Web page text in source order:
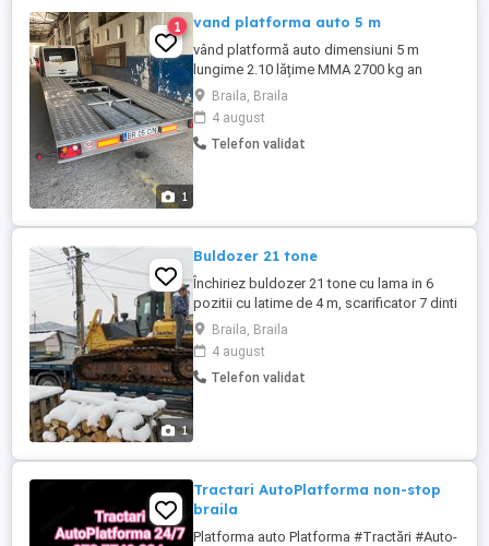
1
1 vand platforma auto 5 m
vând platformă auto dimensiuni 5 m
lungime 2.10 lățime MMA 2700 kg an
fabricație 2022 anvelope noi r14 C 2
rampe preț 2900 cu TVA inclus se face
factura fiscal pe loc acte valabile
Braila, Braila
4 august
Telefon validat
1
Buldozer 21 tone
Închiriez buldozer 21 tone cu lama in 6
pozitii cu latime de 4 m, scarificator 7 dinti
Braila, Braila
4 august
Telefon validat
Tractari AutoPlatforma non-stop
braila
Platforma auto Platforma #Tractări #Auto-